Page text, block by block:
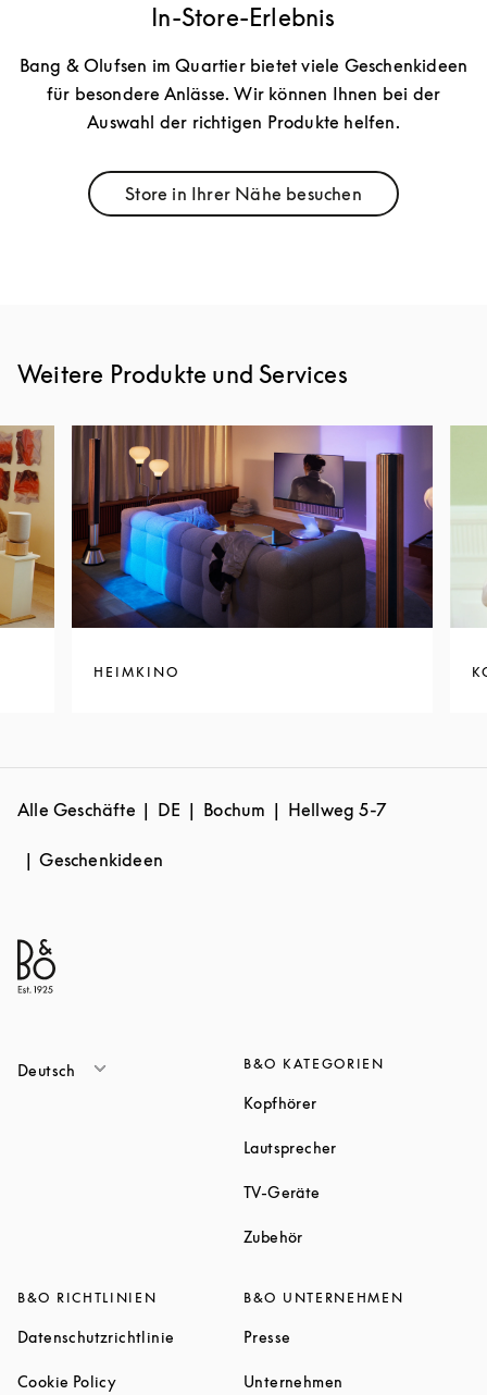
In-Store-Erlebnis
Bang & Olufsen im Quartier bietet viele Geschenkideen
für besondere Anlässe. Wir können Ihnen bei der
Auswahl der richtigen Produkte helfen.
Store in Ihrer Nähe besuchen
Link Opens in New Tab
Weitere Produkte und Services
HEIMKINO
Alle Geschäfte DE Bochum Hellweg 5-7
Geschenkideen
Deutsch B&O KATEGORIEN
KopfhörerLink Opens in New Tab
LautsprecherLink Opens in New
TV-Geräte
ZubehörLink Opens in New Tab
B&O RICHTLINIEN
Datenschutzrichtlinie Link Opens in New Tab
Cookie PolicyLink Opens in New Tab
B&O UNTERNEHMEN
Presse
Unternehmen